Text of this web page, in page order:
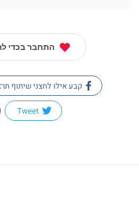
התחבר בכדי
קבע אילו לחצני שיתוף
Tweet